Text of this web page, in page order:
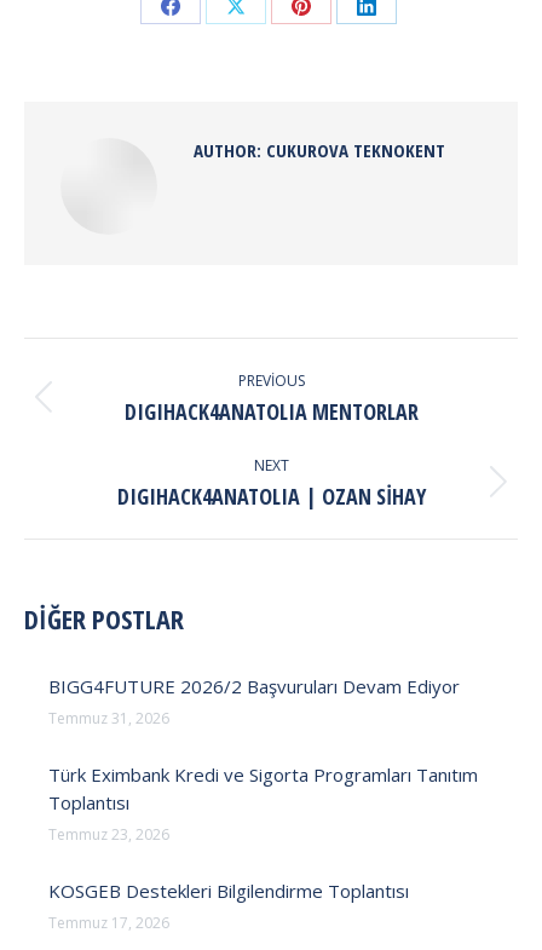
Share Share Share Share
AUTHOR: CUKUROVA TEKNOKENT
NAVIGATION
PREVIOUS
Previous
DIGIHACK4ANATOLIA MENTORLAR
NEXT
Next
DIGIHACK4ANATOLIA | OZAN SIHAY
DİĞER POSTLAR
BIGG4FUTURE 2026/2 Başvuruları Devam Ediyor
Temmuz 31, 2026
Türk Eximbank Kredi ve Sigorta Programları Tanıtım
Toplantısı
Temmuz 23, 2026
KOSGEB Destekleri Bilgilendirme Toplantısı
Temmuz 17, 2026